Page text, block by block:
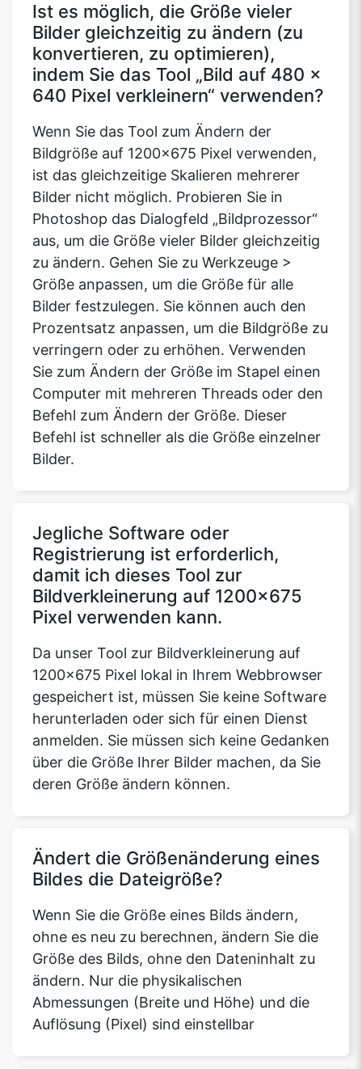
Ist es möglich, die Größe vieler
Bilder gleichzeitig zu ändern (zu
konvertieren, zu optimieren),
indem Sie das Tool „Bild auf 480 x
640 Pixel verkleinern“ verwenden?
Wenn Sie das Tool zum Ändern der
Bildgröße auf 1200x675 Pixel verwenden,
ist das gleichzeitige Skalieren mehrerer
Bilder nicht möglich. Probieren Sie in
Photoshop das Dialogfeld „Bildprozessor“
aus, um die Größe vieler Bilder gleichzeitig
zu ändern. Gehen Sie zu Werkzeuge >
Größe anpassen, um die Größe für alle
Bilder festzulegen. Sie können auch den
Prozentsatz anpassen, um die Bildgröße zu
verringern oder zu erhöhen. Verwenden
Sie zum Ändern der Größe im Stapel einen
Computer mit mehreren Threads oder den
Befehl zum Ändern der Größe. Dieser
Befehl ist schneller als die Größe einzelner
Bilder.
Jegliche Software oder
Registrierung ist erforderlich,
damit ich dieses Tool zur
Bildverkleinerung auf 1200x675
Pixel verwenden kann.
Da unser Tool zur Bildverkleinerung auf
1200x675 Pixel lokal in Ihrem Webbrowser
gespeichert ist, müssen Sie keine Software
herunterladen oder sich für einen Dienst
anmelden. Sie müssen sich keine Gedanken
über die Größe Ihrer Bilder machen, da Sie
deren Größe ändern können.
Ändert die Größenänderung eines
Bildes die Dateigröße?
Wenn Sie die Größe eines Bilds ändern,
ohne es neu zu berechnen, ändern Sie die
Größe des Bilds, ohne den Dateninhalt zu
ändern. Nur die physikalischen
Abmessungen (Breite und Höhe) und die
Auflösung (Pixel) sind einstellbar